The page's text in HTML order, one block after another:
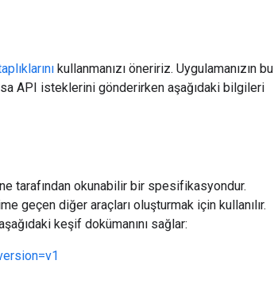
kullanmanızı öneririz. Uygulamanızın bu
API isteklerini gönderirken aşağıdaki bilgileri
tarafından okunabilir bir spesifikasyondur.
geçen diğer araçları oluşturmak için kullanılır.
keşif dokümanını sağlar: